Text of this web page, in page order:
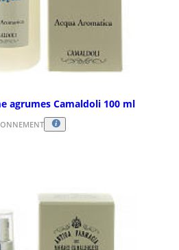
agrumes Camaldoli 100 ml